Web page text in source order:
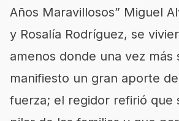
Años Maravillosos” Miguel
y Rosalía Rodríguez, se
amenos donde una vez más
manifiesto un gran aporte
fuerza; el regidor refirió que